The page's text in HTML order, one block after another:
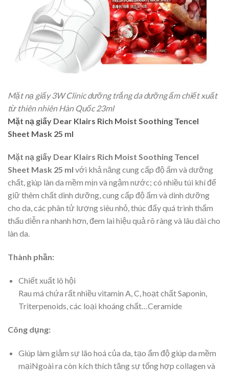
Mặt nạ giấy 3W Clinic dưỡng trắng da dưỡng ẩm chiết xuất
từ thiên nhiên Hàn Quốc 23ml
Mặt nạ giấy Dear Klairs Rich Moist Soothing Tencel
Sheet Mask 25 ml
Mặt nạ giấy Dear Klairs Rich Moist Soothing Tencel
Sheet Mask 25 ml với khả năng cung cấp độ ẩm và dưỡng
chất, giúp làn da mềm mịn và ngậm nước; có nhiều túi khí để
giữ thêm chất dinh dưỡng, cung cấp độ ẩm và dinh dưỡng
cho da, các phân tử lượng siêu nhỏ, thúc đẩy quá trình thẩm
thấu diễn ra nhanh hơn, đem lai hiệu quả rõ ràng và lâu dài cho
làn da.
Thành phần:
Chiết xuất lô hội
Rau má chứa rất nhiều vitamin A, C, hoạt chất Saponin,
Triterpenoids, các loại khoáng chất…Ceramide
Công dụng:
Giúp làm giảm sự lão hoá của da, tạo ẩm độ giúp da mềm
mạiNgoài ra còn kích thích tăng sự tổng hợp collagen và